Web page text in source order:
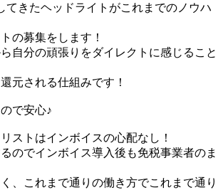
てきたヘッドライトがこれまでのノウハ
の募集をします！
自分の頑張りをダイレクトに感じること
元される仕組みです！
で安心♪
ストはインボイスの心配なし！
のでインボイス導入後も免税事業者のま
、これまで通りの働き方でこれまで通り